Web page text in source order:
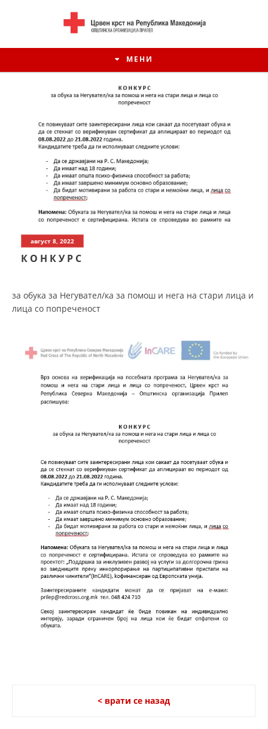
МЕНИ
ИСТОРИЈАТ НА ЦКРСМ
ИСТОРИЈАТ НА ДВИЖЕЊЕТО
КОНТАКТ ИНФОРМАЦИИ
СТАТУТ НА ЦКРМ
ОРГАНИЗАЦИЈА И РАЗВОЈ
РАКОВОДЕН ОДБОР
СТРУКТУРА И ОРГАНИЗАЦИОНА ПОСТАВЕНОСТ
ДИСЕМИНАЦИЈА
MЕЃУНАРОДНО ХУМАНИТАРНО ПРАВО
ПРОМОЦИЈА НА ХУМАНИ ВРЕДНОСТИ
УПОТРЕБА И ЗАШТИТА НА АМБЛЕМОТ
август 8, 2022
К О Н К У Р С
за обука за Негувател/ка за помош и нега на стари лица и
лица со попреченост
< врати се назад